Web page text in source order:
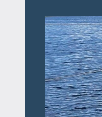
content